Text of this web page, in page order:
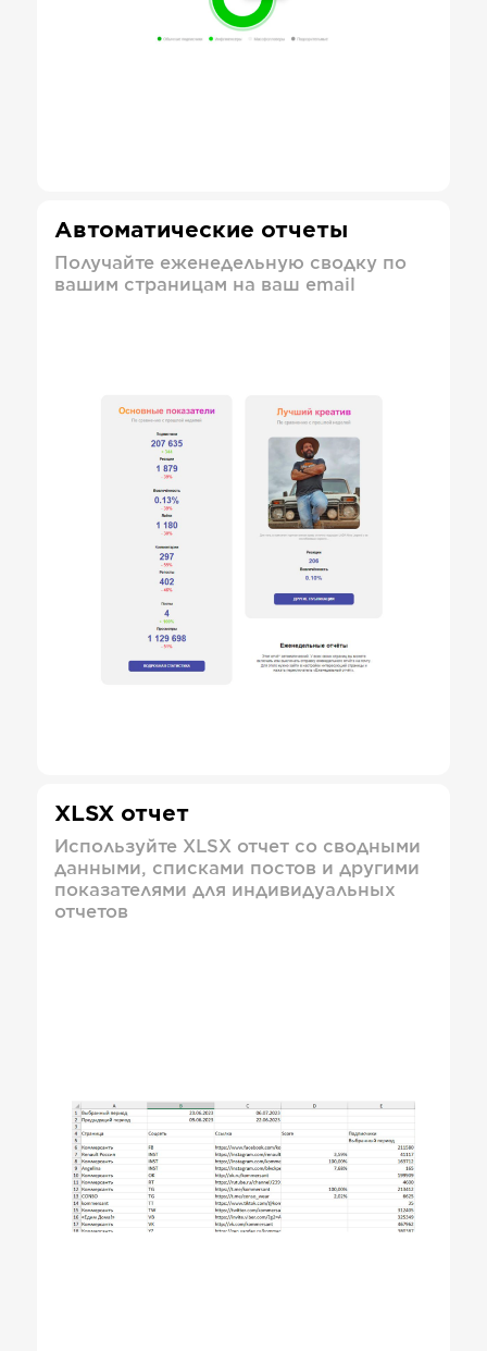
Автоматические отчеты
Получайте еженедельную сводку по
вашим страницам на ваш email
XLSX отчет
Используйте XLSX отчет со сводными
данными, списками постов и другими
показателями для индивидуальных
отчетов